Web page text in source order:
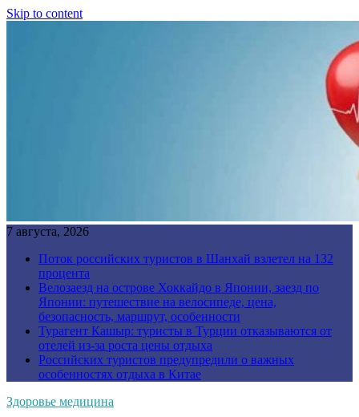
Skip to content
7 августа, 2026
Поток российских туристов в Шанхай взлетел на 132
процента
Велозаезд на острове Хоккайдо в Японии, заезд по
Японии: путешествие на велосипеде, цена,
безопасность, маршрут, особенности
Турагент Кашыр: туристы в Турции отказываются от
отелей из-за роста цены отдыха
Российских туристов предупредили о важных
особенностях отдыха в Китае
Здоровье медицина